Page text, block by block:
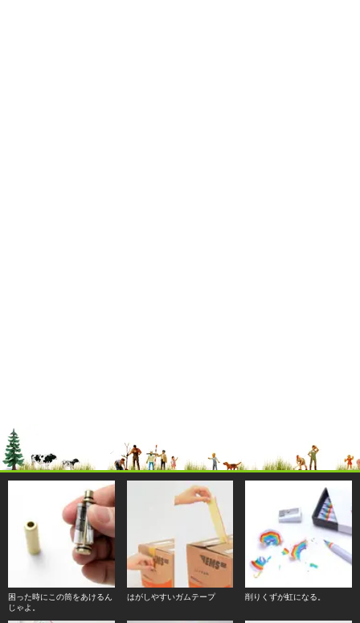
困った時にこの筒をあけるん
じゃよ。
はがしやすいガムテープ 削りくずが虹になる。